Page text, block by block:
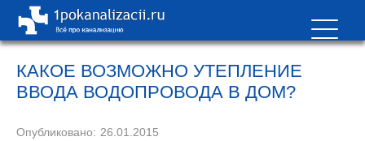
КАКОЕ ВОЗМОЖНО УТЕПЛЕНИЕ
ВВОДА ВОДОПРОВОДА В ДОМ?
Опубликовано: 26.01.2015